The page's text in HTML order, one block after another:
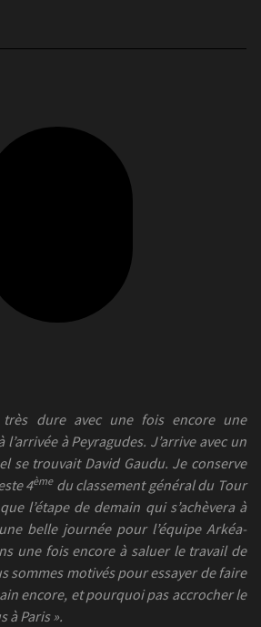
très dure avec une fois encore une
à Peyragudes. J’arrive avec un
se trouvait David Gaudu. Je conserve
4èmedu classement général du Tour
l’étape de demain qui s’achèvera à
belle journée pour l’équipe Arkéa-
une fois encore à saluer le travail de
sommes motivés pour essayer de faire
encore, et pourquoi pas accrocher le
à Paris ».